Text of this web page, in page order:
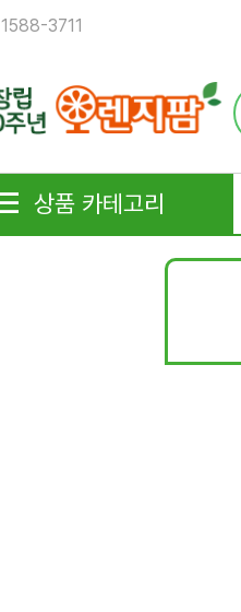
1588-3711
상품 카테고리